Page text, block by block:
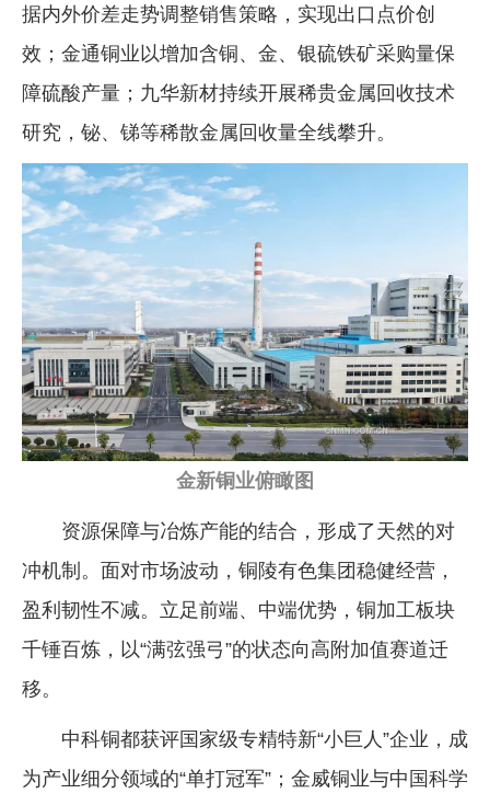
据内外价差走势调整销售策略，实现出口点价创
效；金通铜业以增加含铜、金、银硫铁矿采购量保
障硫酸产量；九华新材持续开展稀贵金属回收技术
研究，铋、锑等稀散金属回收量全线攀升。
金新铜业俯瞰图
资源保障与冶炼产能的结合，形成了天然的对
冲机制。面对市场波动，铜陵有色集团稳健经营，
盈利韧性不减。立足前端、中端优势，铜加工板块
千锤百炼，以“满弦强弓”的状态向高附加值赛道迁
移。
中科铜都获评国家级专精特新“小巨人”企业，成
为产业细分领域的“单打冠军”；金威铜业与中国科学